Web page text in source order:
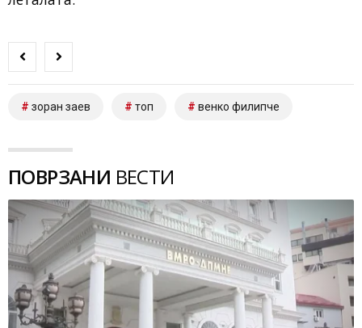
зоран заев топ венко филипче
ПОВРЗАНИ ВЕСТИ